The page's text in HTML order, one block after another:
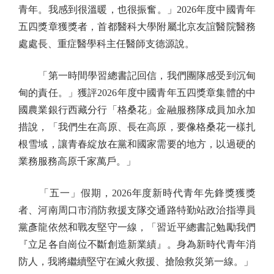
青年。我感到很溫暖，也很振奮。」2026年度中國青年
五四獎章獲獎者，首都醫科大學附屬北京友誼醫院醫務
處處長、重症醫學科主任醫師支德源說。
「第一時間學習總書記回信，我們團隊感受到沉甸
甸的責任。」獲評2026年度中國青年五四獎章集體的中
國農業銀行西藏分行「格桑花」金融服務隊成員加永加
措說，「我們生在高原、長在高原，要像格桑花一樣扎
根雪域，讓青春綻放在黨和國家需要的地方，以過硬的
業務服務高原千家萬戶。」
「五一」假期，2026年度新時代青年先鋒獎獲獎
者、河南周口市消防救援支隊交通路特勤站政治指導員
黨彥龍依然和戰友堅守一線，「習近平總書記勉勵我們
『立足各自崗位不斷創造新業績』。身為新時代青年消
防人，我將繼續堅守在滅火救援、搶險救災第一線。」